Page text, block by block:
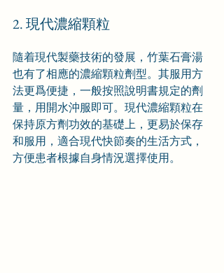
2. 現代濃縮顆粒
隨着現代製藥技術的發展，竹葉石膏湯
也有了相應的濃縮顆粒劑型。其服用方
法更爲便捷，一般按照說明書規定的劑
量，用開水沖服即可。現代濃縮顆粒在
保持原方劑功效的基礎上，更易於保存
和服用，適合現代快節奏的生活方式，
方便患者根據自身情況選擇使用。